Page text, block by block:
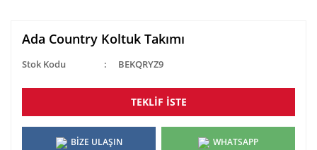
Ada Country Koltuk Takımı
Stok Kodu BEKQRYZ9
TEKLİF İSTE
BİZE ULAŞIN WHATSAPP